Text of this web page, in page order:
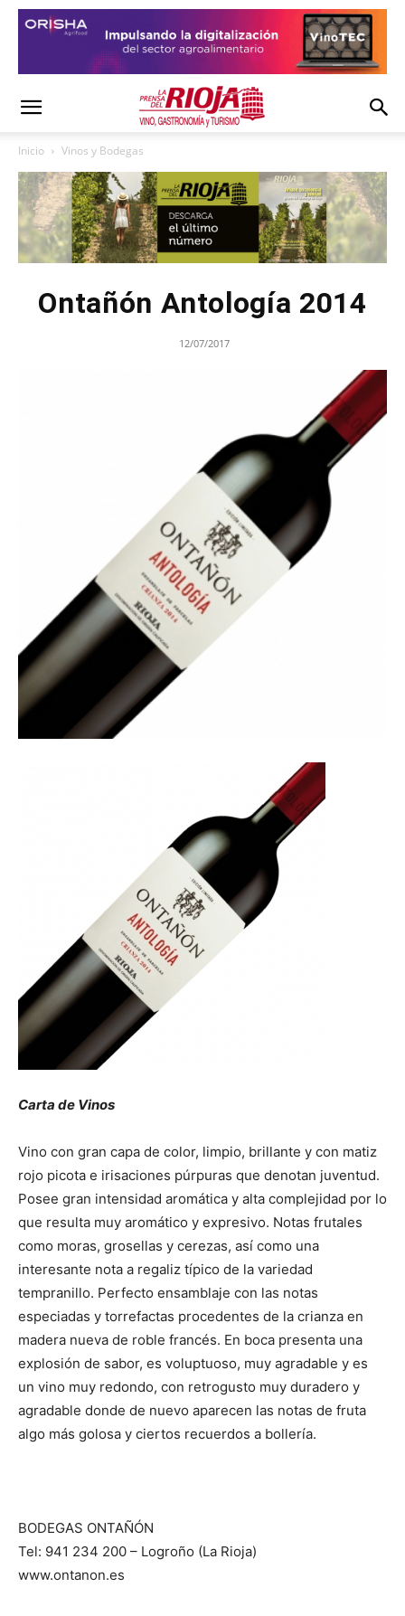
Inicio Vinos y Bodegas
Ontañón Antología 2014
12/07/2017
Carta de Vinos
Vino con gran capa de color, limpio, brillante y con matiz
rojo picota e irisaciones púrpuras que denotan juventud.
Posee gran intensidad aromática y alta complejidad por lo
que resulta muy aromático y expresivo. Notas frutales
como moras, grosellas y cerezas, así como una
interesante nota a regaliz típico de la variedad
tempranillo. Perfecto ensamblaje con las notas
especiadas y torrefactas procedentes de la crianza en
madera nueva de roble francés. En boca presenta una
explosión de sabor, es voluptuoso, muy agradable y es
un vino muy redondo, con retrogusto muy duradero y
agradable donde de nuevo aparecen las notas de fruta
algo más golosa y ciertos recuerdos a bollería.
BODEGAS ONTAÑÓN
Tel: 941 234 200 – Logroño (La Rioja)
www.ontanon.es